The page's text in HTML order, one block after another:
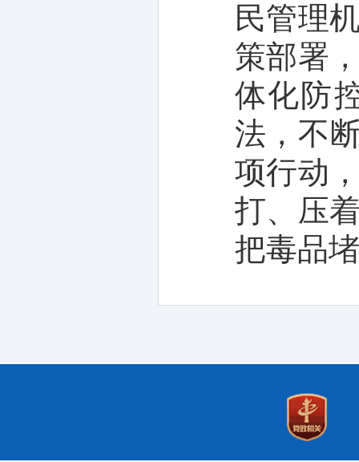
民管理
策部署
体化防
法，不
项行动
打、压
把毒品